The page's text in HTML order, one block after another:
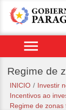
menu
Regime de
INICIO / Investir
Incentivos ao
Regime de zonas